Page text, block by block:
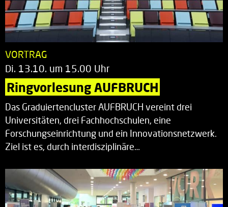
VORTRAG
Di. 13.10. um 15.00 Uhr
Ringvorlesung AUFBRUCH
Das Graduiertencluster AUFBRUCH vereint drei
Universitäten, drei Fachhochschulen, eine
Forschungseinrichtung und ein Innovationsnetzwerk.
Ziel ist es, durch interdisziplinäre…